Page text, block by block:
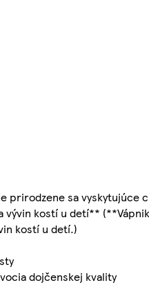
prirodzene sa vyskytujúce
vývin kostí u detí**
kostí u detí.)
dojčenskej kvality